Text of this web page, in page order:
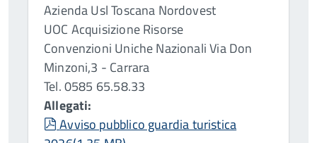
Azienda Usl Toscana Nordovest
UOC Acquisizione Risorse
Convenzioni Uniche Nazionali Via Don
Minzoni,3 - Carrara
Tel. 0585 65.58.33
Allegati:
pdf
Avviso pubblico guardia turistica